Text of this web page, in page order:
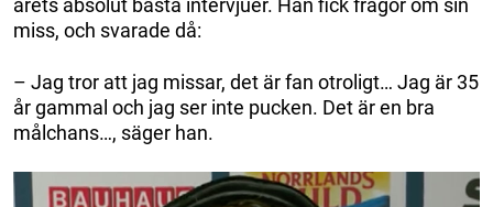
miss, och svarade då:
– Jag tror att jag missar, det är fan otroligt… Jag är 35
år gammal och jag ser inte pucken. Det är en bra
målchans…, säger han.